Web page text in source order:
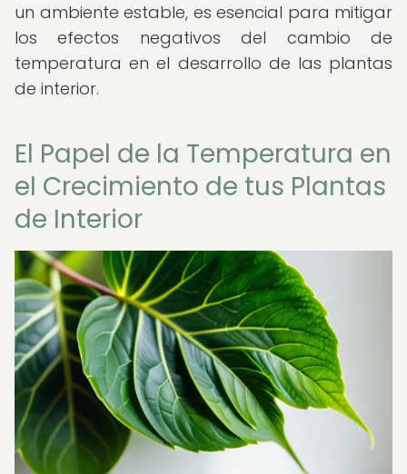
un ambiente estable, es esencial para mitigar
los efectos negativos del cambio de
temperatura en el desarrollo de las plantas
de interior.
El Papel de la Temperatura en
el Crecimiento de tus Plantas
de Interior